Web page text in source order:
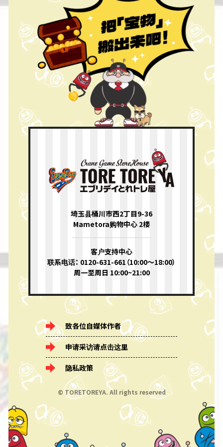
埼玉县桶川市西2丁目9-36
Mametora购物中心 2楼
客户支持中心
联系电话： 0120-631-661（10:00〜18:00）
周一至周日 10:00~21:00
致各位自媒体作者
申请采访请点击这里
隐私政策
© TORETOREYA. All rights reserved